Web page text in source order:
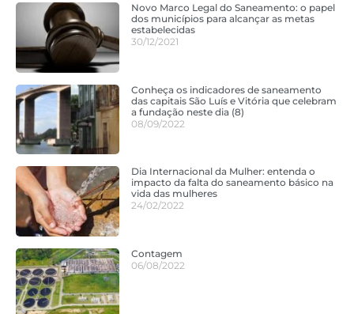
Novo Marco Legal do Saneamento: o papel
dos municípios para alcançar as metas
estabelecidas
30/12/2021
Conheça os indicadores de saneamento
das capitais São Luís e Vitória que celebram
a fundação neste dia (8)
08/09/2022
Dia Internacional da Mulher: entenda o
impacto da falta do saneamento básico na
vida das mulheres
24/02/2022
Contagem
06/08/2022